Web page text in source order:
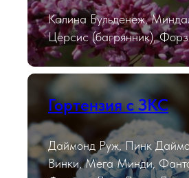
Калина Бульденеж,
Церсис (багрянник),
Гортензия с ЗКС
Даймонд Руж, Пинк
Винки, Мега Минди,